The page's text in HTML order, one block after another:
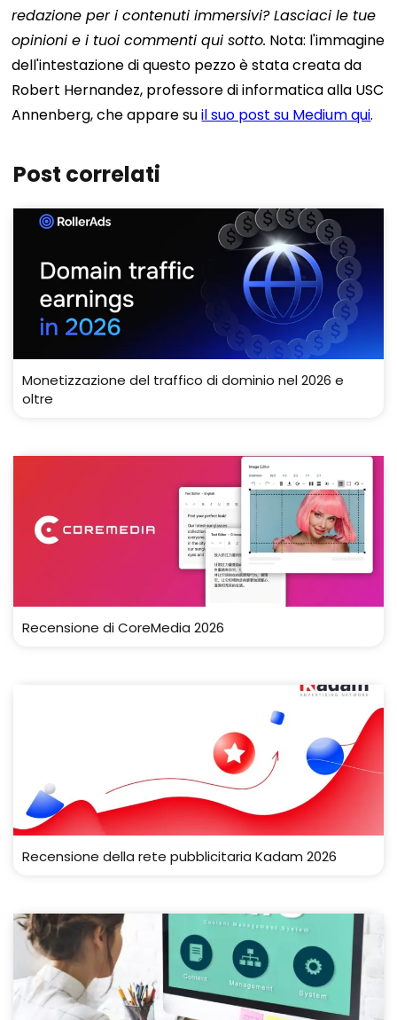
redazione per i contenuti immersivi? Lasciaci le tue
opinioni e i tuoi commenti qui sotto. Nota: l'immagine
dell'intestazione di questo pezzo è stata creata da
Robert Hernandez, professore di informatica alla USC
Annenberg, che appare suil suo post su Medium qui.
Post correlati
Monetizzazione del traffico di dominio nel 2026 e
oltre
Recensione di CoreMedia 2026
Recensione della rete pubblicitaria Kadam 2026